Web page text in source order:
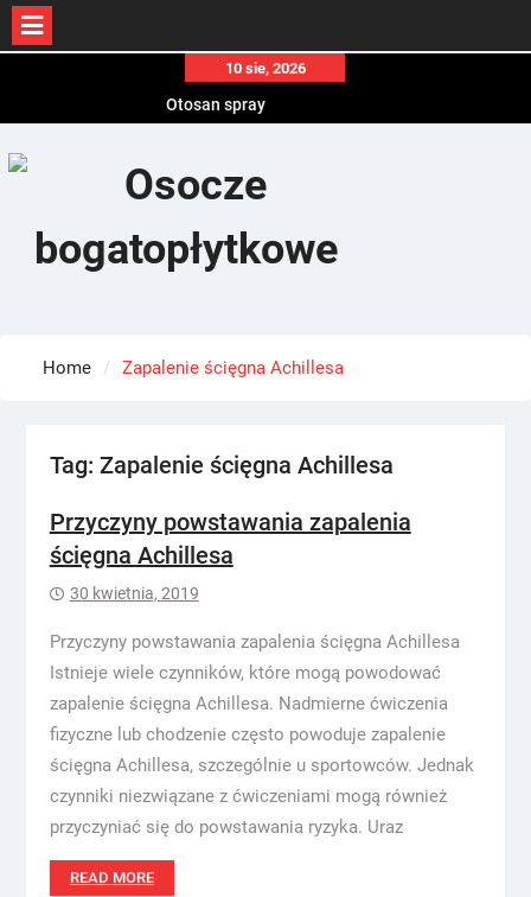
content
10 sie, 2026
Otosan spray
Home Zapalenie ścięgna Achillesa
Tag: Zapalenie ścięgna Achillesa
Przyczyny powstawania zapalenia
ścięgna Achillesa
30 kwietnia, 2019
Przyczyny powstawania zapalenia ścięgna Achillesa
Istnieje wiele czynników, które mogą powodować
zapalenie ścięgna Achillesa. Nadmierne ćwiczenia
fizyczne lub chodzenie często powoduje zapalenie
ścięgna Achillesa, szczególnie u sportowców. Jednak
czynniki niezwiązane z ćwiczeniami mogą również
przyczyniać się do powstawania ryzyka. Uraz
READ MORE